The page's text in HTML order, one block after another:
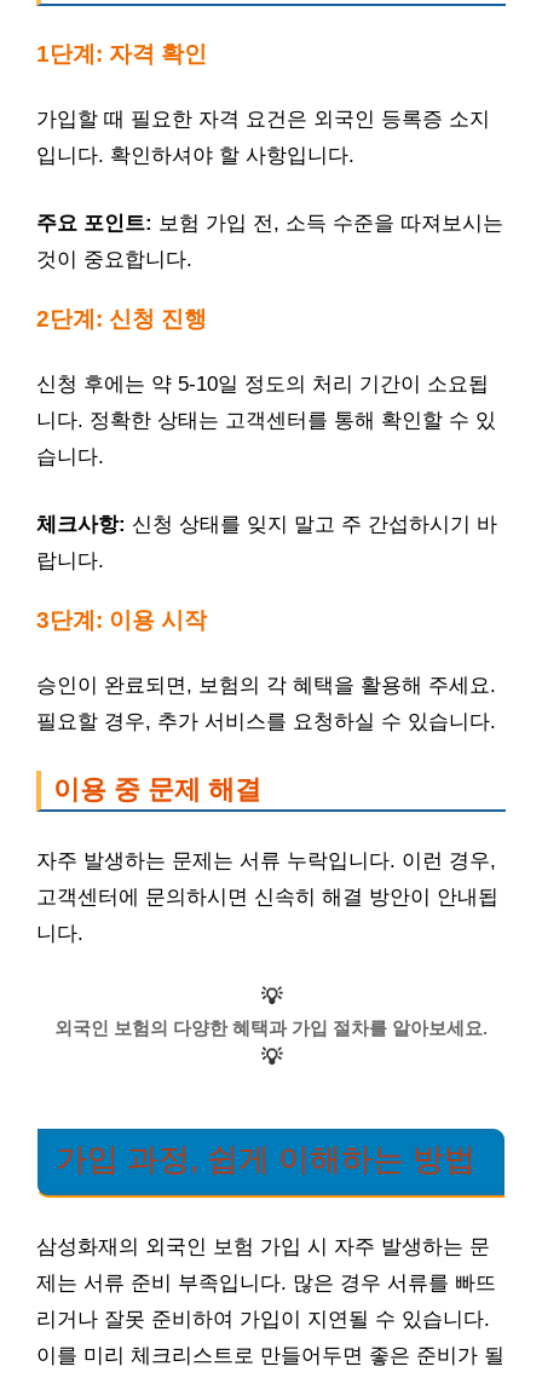
1단계: 자격 확인
가입할 때 필요한 자격 요건은 외국인 등록증 소지
입니다. 확인하셔야 할 사항입니다.
주요 포인트: 보험 가입 전, 소득 수준을 따져보시는
것이 중요합니다.
2단계: 신청 진행
신청 후에는 약 5-10일 정도의 처리 기간이 소요됩
니다. 정확한 상태는 고객센터를 통해 확인할 수 있
습니다.
체크사항: 신청 상태를 잊지 말고 주 간섭하시기 바
랍니다.
3단계: 이용 시작
승인이 완료되면, 보험의 각 혜택을 활용해 주세요.
필요할 경우, 추가 서비스를 요청하실 수 있습니다.
이용 중 문제 해결
자주 발생하는 문제는 서류 누락입니다. 이런 경우,
고객센터에 문의하시면 신속히 해결 방안이 안내됩
니다.
💡
외국인 보험의 다양한 혜택과 가입 절차를 알아보세요.
💡
가입 과정, 쉽게 이해하는 방법
삼성화재의 외국인 보험 가입 시 자주 발생하는 문
제는 서류 준비 부족입니다. 많은 경우 서류를 빠뜨
리거나 잘못 준비하여 가입이 지연될 수 있습니다.
이를 미리 체크리스트로 만들어두면 좋은 준비가 될